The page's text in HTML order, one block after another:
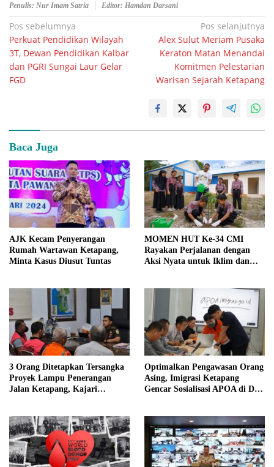
Penulis: Nur Imam Satria Editor: Hamdan Darsani
Navigasi
pos
Pos sebelumnya
Perkuat Pendidikan Wilayah
3T, Dewan Pendidikan Kalbar
dan PGRI Sungai Laur Gelar
FGD
Pos selanjutnya
Alex Sulut Meriam Pusaka
Keraton Matan Menandai
Komitmen Pelestarian
Warisan Sejarah Ketapang
Baca Juga
AJK Kecam Penyerangan
Rumah Wartawan Ketapang,
Minta Kasus Diusut Tuntas
MOMEN HUT Ke-34 CMI
Rayakan Perjalanan dengan
Aksi Nyata untuk Iklim dan
3 Orang Ditetapkan Tersangka
Proyek Lampu Penerangan
Jalan Ketapang, Kajari
Optimalkan Pengawasan Orang
Asing, Imigrasi Ketapang
Gencar Sosialisasi APOA di Dua